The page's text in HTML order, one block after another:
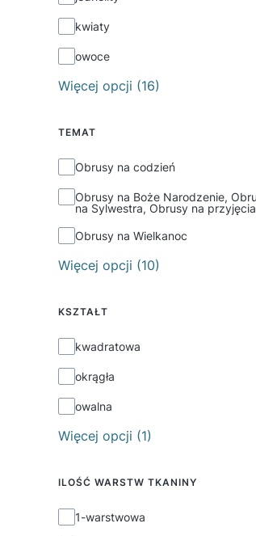
kwiaty
owoce
Więcej opcji (16)
TEMAT
Temat
Obrusy na codzień
Obrusy na Boże Narodzenie, Obrusy
na Sylwestra, Obrusy na przyjęcia
Obrusy na Wielkanoc
Więcej opcji (10)
KSZTAŁT
Kształt
kwadratowa
okrągła
owalna
Więcej opcji (1)
ILOŚĆ WARSTW TKANINY
Ilość warstw tkaniny
1-warstwowa